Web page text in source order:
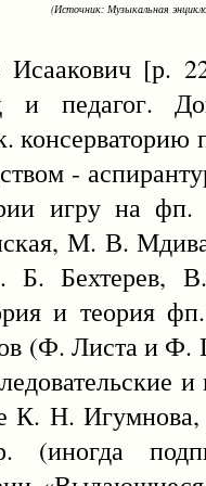
(Источник: Музыкальная
[р.
и педагог.
-
игру на
М. В.
Бехтерев,
и теория фп.
(Ф. Листа и
и
К. Н.
(иногда